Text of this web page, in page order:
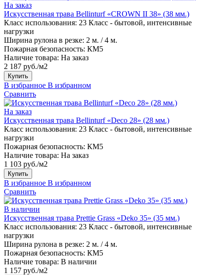
На заказ
Искусственная трава Bellinturf «CROWN II 38» (38 мм.)
Класс использования: 23 Класс - бытовой, интенсивные
нагрузки
Ширина рулона в резке: 2 м. / 4 м.
Пожарная безопасность: КМ5
Наличие товара: На заказ
2 187 руб./м2
Купить
В избранное В избранном
Сравнить
На заказ
Искусственная трава Bellinturf «Deco 28» (28 мм.)
Класс использования: 23 Класс - бытовой, интенсивные
нагрузки
Пожарная безопасность: КМ5
Наличие товара: На заказ
1 103 руб./м2
Купить
В избранное В избранном
Сравнить
В наличии
Искусственная трава Prettie Grass «Deko 35» (35 мм.)
Класс использования: 23 Класс - бытовой, интенсивные
нагрузки
Ширина рулона в резке: 2 м. / 4 м.
Пожарная безопасность: КМ5
Наличие товара: В наличии
1 157 руб./м2